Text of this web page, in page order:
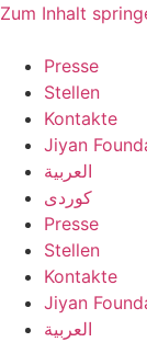
Zum Inhalt
Presse
Stellen
Kontakte
Jiyan
العربية
کوردی
Presse
Stellen
Kontakte
Jiyan
العربية